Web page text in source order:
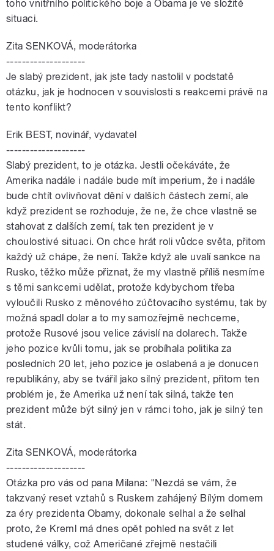
toho vnitřního politického boje a Obama je ve složité
situaci.
Zita SENKOVÁ, moderátorka
--------------------
Je slabý prezident, jak jste tady nastolil v podstatě
otázku, jak je hodnocen v souvislosti s reakcemi právě na
tento konflikt?
Erik BEST, novinář, vydavatel
--------------------
Slabý prezident, to je otázka. Jestli očekáváte, že
Amerika nadále i nadále bude mít imperium, že i nadále
bude chtít ovlivňovat dění v dalších částech zemí, ale
když prezident se rozhoduje, že ne, že chce vlastně se
stahovat z dalších zemí, tak ten prezident je v
choulostivé situaci. On chce hrát roli vůdce světa, přitom
každý už chápe, že není. Takže když ale uvalí sankce na
Rusko, těžko může přiznat, že my vlastně příliš nesmíme
s těmi sankcemi udělat, protože kdybychom třeba
vyloučili Rusko z měnového zúčtovacího systému, tak by
možná spadl dolar a to my samozřejmě nechceme,
protože Rusové jsou velice závislí na dolarech. Takže
jeho pozice kvůli tomu, jak se probíhala politika za
posledních 20 let, jeho pozice je oslabená a je donucen
republikány, aby se tvářil jako silný prezident, přitom ten
problém je, že Amerika už není tak silná, takže ten
prezident může být silný jen v rámci toho, jak je silný ten
stát.
Zita SENKOVÁ, moderátorka
--------------------
Otázka pro vás od pana Milana: "Nezdá se vám, že
takzvaný reset vztahů s Ruskem zahájený Bílým domem
za éry prezidenta Obamy, dokonale selhal a že selhal
proto, že Kreml má dnes opět pohled na svět z let
studené války, což Američané zřejmě nestačili